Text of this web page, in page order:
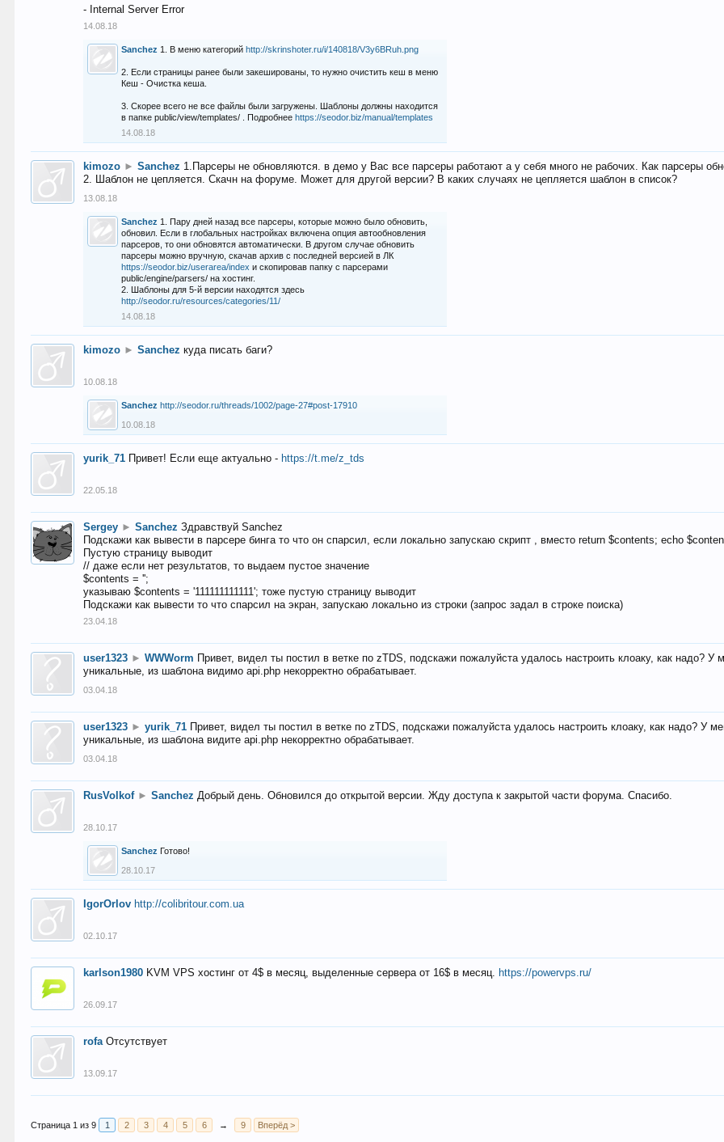
- Internal Server Error
14.08.18
Sanchez 1. В меню категорийhttp://skrinshoter.ru/i/140818/V3y6BRuh.png
2. Если страницы ранее были закешированы, то нужно очистить кеш в меню
Кеш - Очистка кеша.
3. Скорее всего не все файлы были загружены. Шаблоны должны находится
в папке public/view/templates/ . Подробнееhttps://seodor.biz/manual/templates
14.08.18
kimozo ► Sanchez 1.Парсеры не обновляются. в демо у Вас все парсеры работают а у себя много не рабочих. Как парсеры
2. Шаблон не цепляется. Скачн на форуме. Может для другой версии? В каких случаях не цепляется шаблон в список?
13.08.18
Sanchez 1. Пару дней назад все парсеры, которые можно было обновить,
обновил. Если в глобальных настройках включена опция автообновления
парсеров, то они обновятся автоматически. В другом случае обновить
парсеры можно вручную, скачав архив с последней версией в ЛК
https://seodor.biz/userarea/index и скопировав папку с парсерами
public/engine/parsers/ на хостинг.
2. Шаблоны для 5-й версии находятся здесь
http://seodor.ru/resources/categories/11/
14.08.18
kimozo ► Sanchez куда писать баги?
10.08.18
Sanchez http://seodor.ru/threads/1002/page-27#post-17910
10.08.18
yurik_71 Привет! Если еще актуально - https://t.me/z_tds
22.05.18
Sergey ► Sanchez Здравствуй Sanchez
Подскажи как вывести в парсере бинга то что он спарсил, если локально запускаю скрипт , вместо return $contents; echo
Пустую страницу выводит
// даже если нет результатов, то выдаем пустое значение
$contents = '';
указываю $contents = '111111111111'; тоже пустую страницу выводит
Подскажи как вывести то что спарсил на экран, запускаю локально из строки (запрос задал в строке поиска)
23.04.18
user1323 ► WWWorm Привет, видел ты постил в ветке по zTDS, подскажи пожалуйста удалось настроить клоаку, как надо?
уникальные, из шаблона видимо api.php некорректно обрабатывает.
03.04.18
user1323 ► yurik_71 Привет, видел ты постил в ветке по zTDS, подскажи пожалуйста удалось настроить клоаку, как надо? У
уникальные, из шаблона видите api.php некорректно обрабатывает.
03.04.18
RusVolkof ► Sanchez Добрый день. Обновился до открытой версии. Жду доступа к закрытой части форума. Спасибо.
28.10.17
Sanchez Готово!
28.10.17
IgorOrlov http://colibritour.com.ua
02.10.17
karlson1980 KVM VPS хостинг от 4$ в месяц, выделенные сервера от 16$ в месяц. https://powervps.ru/
26.09.17
rofa Отсутствует
13.09.17
Страница 1 из 9 1 2 3 4 5 6 → 9 Вперёд >